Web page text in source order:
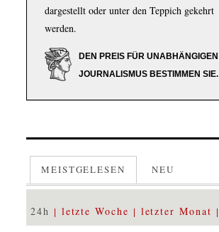
dargestellt oder unter den Teppich gekehrt
werden.
DEN PREIS FÜR UNABHÄNGIGEN
JOURNALISMUS BESTIMMEN SIE.
MEISTGELESEN NEU
24h letzte Woche letzter Monat